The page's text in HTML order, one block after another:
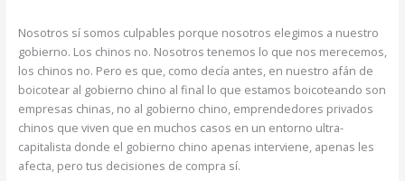
Nosotros sí somos culpables porque nosotros elegimos a nuestro
gobierno. Los chinos no. Nosotros tenemos lo que nos merecemos,
los chinos no. Pero es que, como decía antes, en nuestro afán de
boicotear al gobierno chino al final lo que estamos boicoteando son
empresas chinas, no al gobierno chino, emprendedores privados
chinos que viven que en muchos casos en un entorno ultra-
capitalista donde el gobierno chino apenas interviene, apenas les
afecta, pero tus decisiones de compra sí.